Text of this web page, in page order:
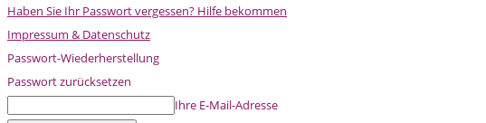
Haben Sie Ihr Passwort vergessen? Hilfe bekommen
Impressum & Datenschutz
Passwort-Wiederherstellung
Passwort zurücksetzen
Ihre E-Mail-Adresse